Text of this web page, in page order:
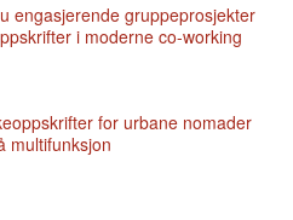
engasjerende gruppeprosjekter
i moderne co-working
for urbane nomader
multifunksjon